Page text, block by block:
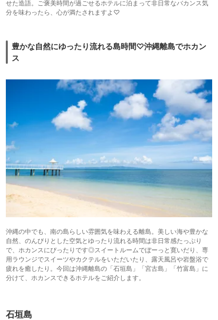
せた造語。ご褒美時間が過ごせるホテルに泊まって非日常なバカンス気
分を味わったら、心が満たされますよ♡
豊かな自然にゆったり流れる島時間♡沖縄離島でホカン
ス
沖縄の中でも、南の島らしい雰囲気を味わえる離島。美しい海や豊かな
自然、のんびりとした空気とゆったり流れる時間は非日常感たっぷり
で、ホカンスにぴったりです◎スイートルームでぼーっと寛いだり、専
用ラウンジでスイーツやカクテルをいただいたり、露天風呂や岩盤浴で
疲れを癒したり。今回は沖縄離島の「石垣島」「宮古島」「竹富島」に
分けて、ホカンスできるホテルをご紹介します。
石垣島